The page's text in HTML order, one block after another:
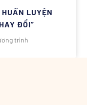
LUYỆN
ĐỔI”
trình